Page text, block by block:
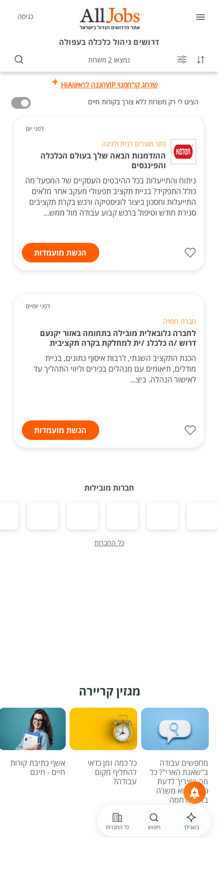
כניסה
דרושים ניהול כלכלה בעפולה
נמצאו 2 משרות
שדרוג קו"חמנוי VIP הכנה לראיוןHiAi
הציגו לי רק משרות ללא צורך בקורות חיים
לפני יום
כתר מוצרים לבית ולגינה
ההזדמנות הבאה שלך בעולם הכלכלה
והפיננסים
ניתוח והתייעלות בכל ההיבטים העסקיים של המפעל מה
כולל התפקיד? בניית תקציב תפעולי מעקב אחר מלאים
התייעלות וחסכון ביצור לוגיסטיקה ורכש בקרת תקציבים
סגירת חודש וטיפול ברכש קבוע עבודה מול ממש...
הגשת מועמדות
לפני יומיים
חברה חסויה
לחברה גלובאלית מובילה בתחומה באזור יקנעם
דרוש /ה כלכלנ /ית למחלקת בקרה תקציבית
הכנת התקציב השנתי, לרבות איסוף נתונים, בניית
מודלים, תיאומים עם מנהלים בכירים וליווי התהליך עד
לאישור הנהלה. ביצ...
הגשת מועמדות
חברות מובילות
כל החברות
מגזין קריירה
מחפשים עבודה
ב"שאגת הארי"? כל
מה שצריך לדעת
כדי למצוא משרה
בזמן מלחמה
כל כמה זמן כדאי
להחליף מקום
עבודה?
אשף כתיבת קורות
חיים - חינם
לכל הכתבות
בשבילך חיפוש כל החברות